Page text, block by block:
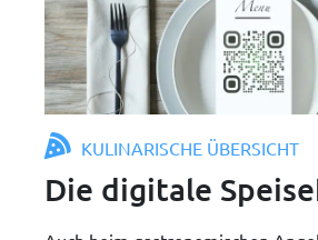
KULINARISCHE ÜBERSICHT
Die digitale